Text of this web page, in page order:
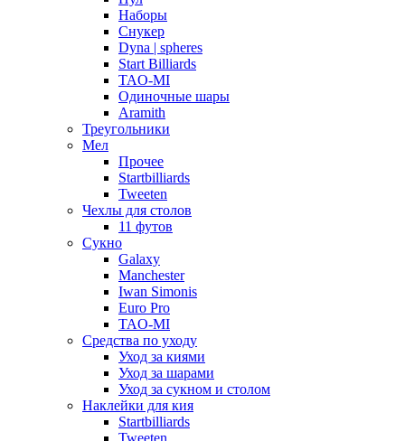
Наборы
Снукер
Dyna | spheres
Start Billiards
TAO-MI
Одиночные шары
Aramith
Треугольники
Мел
Прочее
Startbilliards
Tweeten
Чехлы для столов
11 футов
Сукно
Galaxy
Manchester
Iwan Simonis
Euro Pro
TAO-MI
Средства по уходу
Уход за киями
Уход за шарами
Уход за сукном и столом
Наклейки для кия
Startbilliards
Tweeten